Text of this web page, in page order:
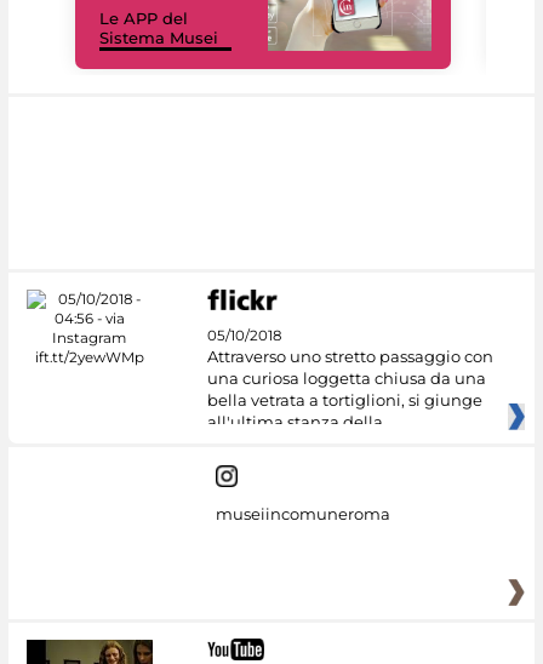
Le APP del
Sistema Musei
05/10/2018
Attraverso uno stretto passaggio con
una curiosa loggetta chiusa da una
bella vetrata a tortiglioni, si giunge
all'ultima stanza della
museiincomuneroma